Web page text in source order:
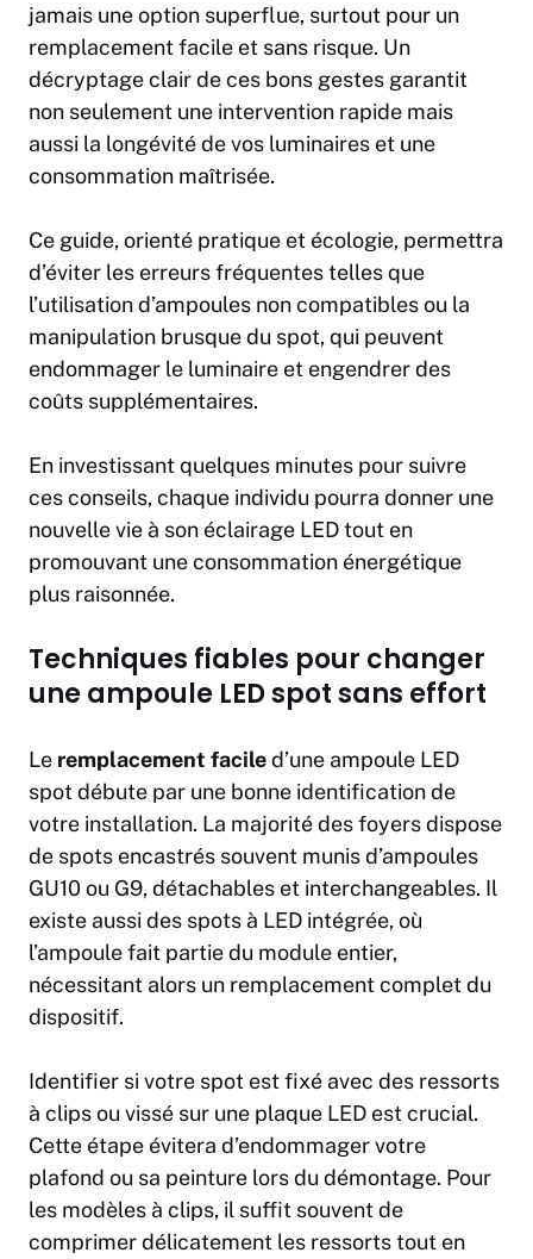
jamais une option superflue, surtout pour un
remplacement facile et sans risque. Un
décryptage clair de ces bons gestes garantit
non seulement une intervention rapide mais
aussi la longévité de vos luminaires et une
consommation maîtrisée.
Ce guide, orienté pratique et écologie, permettra
d’éviter les erreurs fréquentes telles que
l’utilisation d’ampoules non compatibles ou la
manipulation brusque du spot, qui peuvent
endommager le luminaire et engendrer des
coûts supplémentaires.
En investissant quelques minutes pour suivre
ces conseils, chaque individu pourra donner une
nouvelle vie à son éclairage LED tout en
promouvant une consommation énergétique
plus raisonnée.
Techniques fiables pour changer
une ampoule LED spot sans effort
Le remplacement faciled’une ampoule LED
spot débute par une bonne identification de
votre installation. La majorité des foyers dispose
de spots encastrés souvent munis d’ampoules
GU10 ou G9, détachables et interchangeables. Il
existe aussi des spots à LED intégrée, où
l’ampoule fait partie du module entier,
nécessitant alors un remplacement complet du
dispositif.
Identifier si votre spot est fixé avec des ressorts
à clips ou vissé sur une plaque LED est crucial.
Cette étape évitera d’endommager votre
plafond ou sa peinture lors du démontage. Pour
les modèles à clips, il suffit souvent de
comprimer délicatement les ressorts tout en